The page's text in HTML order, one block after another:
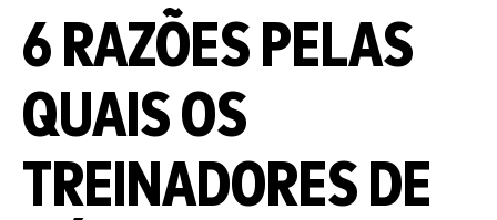
6 RAZÕES PELAS
QUAIS OS
TREINADORES DE